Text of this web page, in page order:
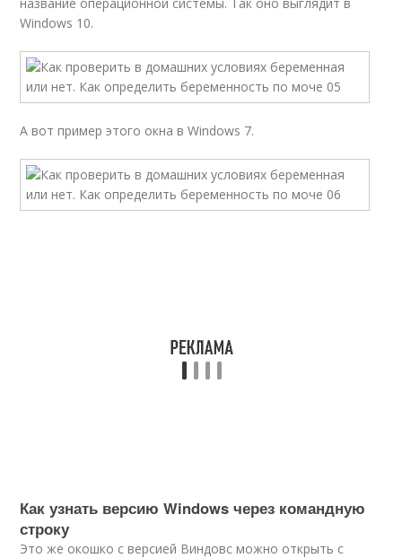
Windows 10.
А вот пример этого окна в Windows 7.
Как узнать версию Windows через командную
строку
Это же окошко с версией Виндовс можно открыть с